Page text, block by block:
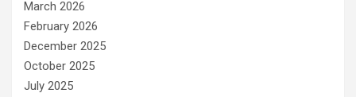
March 2026
February 2026
December 2025
October 2025
July 2025